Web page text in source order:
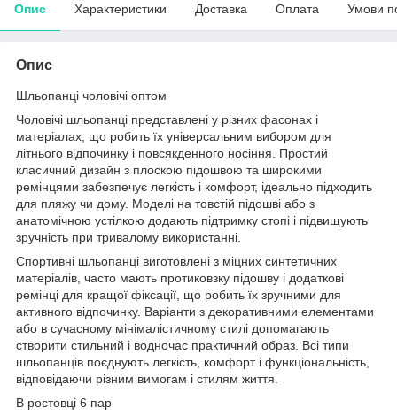
Опис Характеристики Доставка Оплата Умови
Опис
Шльопанці чоловічі оптом
Чоловічі шльопанці представлені у різних фасонах і
матеріалах, що робить їх універсальним вибором для
літнього відпочинку і повсякденного носіння. Простий
класичний дизайн з плоскою підошвою та широкими
ремінцями забезпечує легкість і комфорт, ідеально підходить
для пляжу чи дому. Моделі на товстій підошві або з
анатомічною устілкою додають підтримку стопі і підвищують
зручність при тривалому використанні.
Спортивні шльопанці виготовлені з міцних синтетичних
матеріалів, часто мають протиковзку підошву і додаткові
ремінці для кращої фіксації, що робить їх зручними для
активного відпочинку. Варіанти з декоративними елементами
або в сучасному мінімалістичному стилі допомагають
створити стильний і водночас практичний образ. Всі типи
шльопанців поєднують легкість, комфорт і функціональність,
відповідаючи різним вимогам і стилям життя.
В ростовці 6 пар